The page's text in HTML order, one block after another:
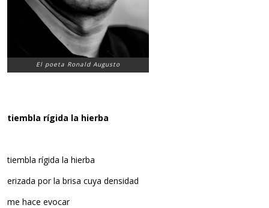
El poeta Ronald Augusto
tiembla rígida la hierba
tiembla rígida la hierba
erizada por la brisa cuya densidad
me hace evocar